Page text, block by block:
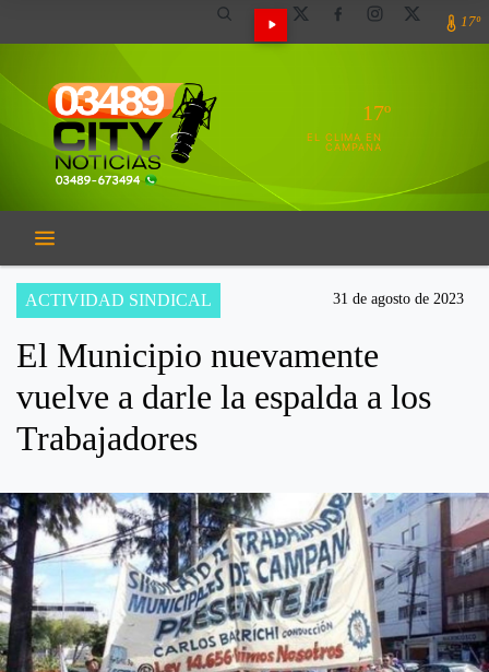
17º
17º
EL CLIMA EN
CAMPANA
ACTIVIDAD SINDICAL 31 de agosto de 2023
El Municipio nuevamente
vuelve a darle la espalda a los
Trabajadores